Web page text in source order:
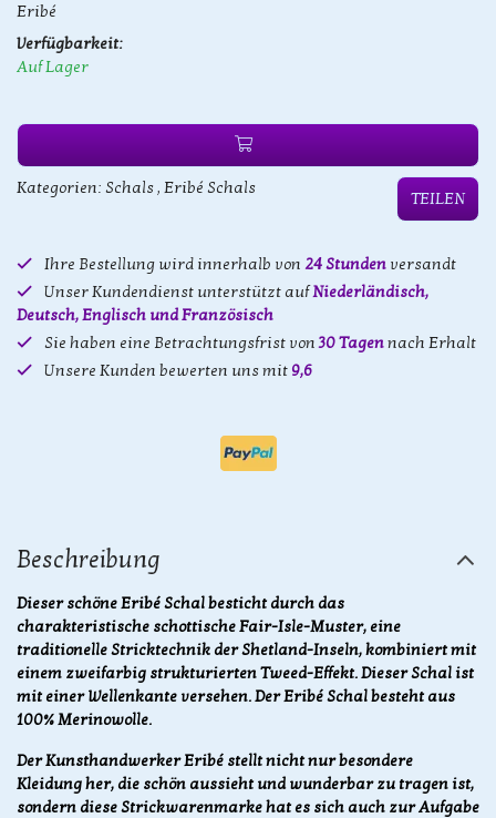
Eribé
Verfügbarkeit:
Auf Lager
Kategorien: Schals, Eribé Schals
TEILEN
Ihre Bestellung wird innerhalb von 24 Stunden versandt
Unser Kundendienst unterstützt aufNiederländisch,
Deutsch, Englisch und Französisch
Sie haben eine Betrachtungsfrist von30 Tagennach Erhalt
Unsere Kunden bewerten uns mit 9,6
Beschreibung
Dieser schöne Eribé Schal besticht durch das
charakteristische schottische Fair-Isle-Muster, eine
traditionelle Stricktechnik der Shetland-Inseln, kombiniert mit
einem zweifarbig strukturierten Tweed-Effekt. Dieser Schal ist
mit einer Wellenkante versehen. Der Eribé Schal besteht aus
100% Merinowolle.
Der Kunsthandwerker Eribé stellt nicht nur besondere
Kleidung her, die schön aussieht und wunderbar zu tragen ist,
sondern diese Strickwarenmarke hat es sich auch zur Aufgabe